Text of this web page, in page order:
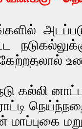
கல்லி
மாப்புகை